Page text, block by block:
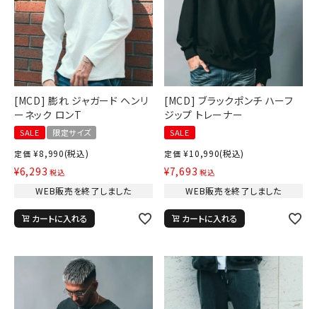
[MCD] 膨れ ジャガード ヘンリ
ーネック ロンT
SALE
限定サイズ
定価 ¥8,990(税込)
¥6,293 税込
WEB販売を終了しました
カートに入れる
[MCD] ブラックポンチ ハーフ
ジップ トレーナー
SALE
定価 ¥10,990(税込)
¥7,693 税込
WEB販売を終了しました
カートに入れる